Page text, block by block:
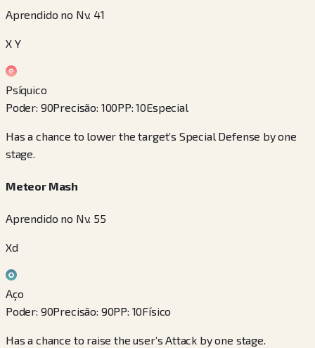
Aprendido no Nv. 41
X Y
Psíquico
Poder: 90Precisão: 100PP:10Especial
Has a chance to lower the target’s Special Defense by one
stage.
Meteor Mash
Aprendido no Nv. 55
Xd
Aço
Poder: 90Precisão: 90PP: 10Físico
Has a chance to raise the user’s Attack by one stage.